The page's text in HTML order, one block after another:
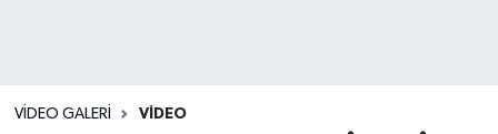
VIDEO GALERI VİDEO